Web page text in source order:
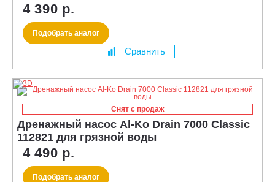
4 390 р.
Подобрать аналог
Сравнить
Снят с продаж
Дренажный насос Al-Ko Drain 7000 Classic
112821 для грязной воды
4 490 р.
Подобрать аналог